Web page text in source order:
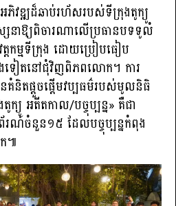
អភិវឌ្ឍដ៏ឆាប់រហ័សរបស់ទីក្រុងតូក្យូ
នាឱ្យពិចារណាលើប្រធានបទទូលំ
តកម្មទីក្រុង ដោយប្រៀបធៀប
ងទៀតនៅជុំវិញពិភពលោក។ ការ
គំនិតផ្តួចផ្តើមវប្បធម៌របស់មូលនិធិ
យូ អតីតកាល/បច្ចុប្បន្ន» គឺជា
ចំនួន១៥ ដែលបច្ចុប្បន្នកំពុង
៕